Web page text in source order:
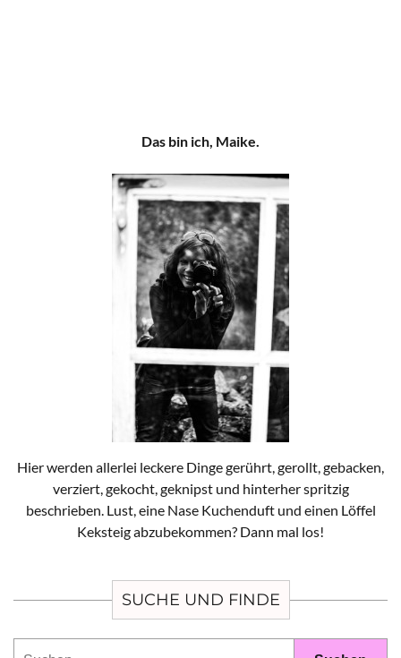
Das bin ich, Maike.
Hier werden allerlei leckere Dinge gerührt, gerollt, gebacken,
verziert, gekocht, geknipst und hinterher spritzig
beschrieben. Lust, eine Nase Kuchenduft und einen Löffel
Keksteig abzubekommen? Dann mal los!
SUCHE UND FINDE